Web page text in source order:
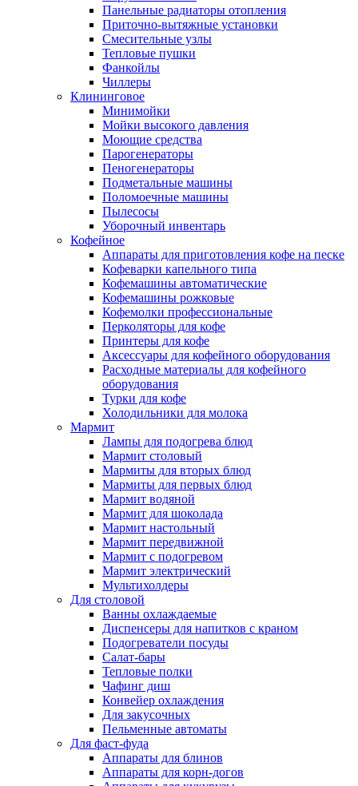
Панельные радиаторы отопления
Приточно-вытяжные установки
Смесительные узлы
Тепловые пушки
Фанкойлы
Чиллеры
Клининговое
Минимойки
Мойки высокого давления
Моющие средства
Парогенераторы
Пеногенераторы
Подметальные машины
Поломоечные машины
Пылесосы
Уборочный инвентарь
Кофейное
Аппараты для приготовления кофе на песке
Кофеварки капельного типа
Кофемашины автоматические
Кофемашины рожковые
Кофемолки профессиональные
Перколяторы для кофе
Принтеры для кофе
Аксессуары для кофейного оборудования
Расходные материалы для кофейного
оборудования
Турки для кофе
Холодильники для молока
Мармит
Лампы для подогрева блюд
Мармит столовый
Мармиты для вторых блюд
Мармиты для первых блюд
Мармит водяной
Мармит для шоколада
Мармит настольный
Мармит передвижной
Мармит с подогревом
Мармит электрический
Мультихолдеры
Для столовой
Ванны охлаждаемые
Диспенсеры для напитков с краном
Подогреватели посуды
Салат-бары
Тепловые полки
Чафинг диш
Конвейер охлаждения
Для закусочных
Пельменные автоматы
Для фаст-фуда
Аппараты для блинов
Аппараты для корн-догов